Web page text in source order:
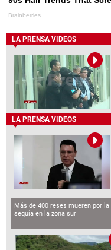
LA PRENSA VIDEOS
LA PRENSA VIDEOS
Más de 400 reses mueren por la
sequía en la zona sur